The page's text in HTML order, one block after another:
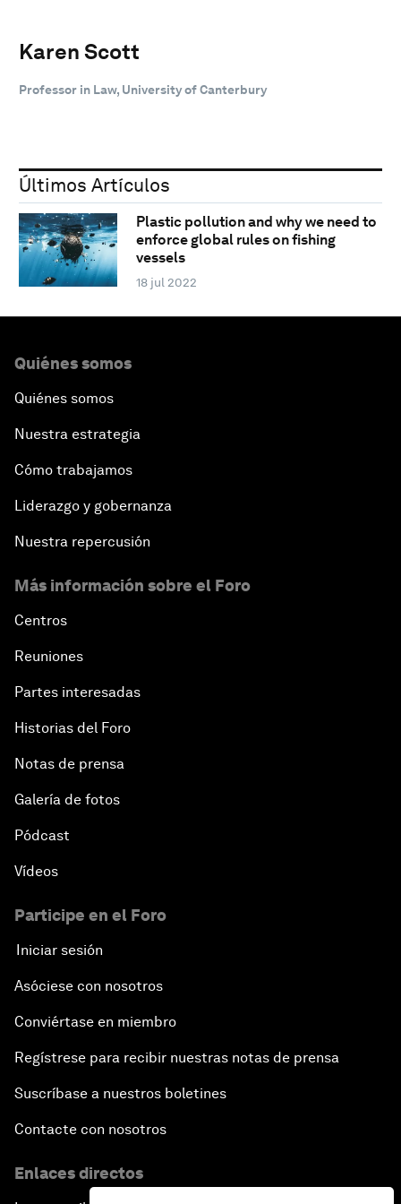
Karen Scott
Professor in Law, University of Canterbury
Últimos Artículos
Plastic pollution and why we need to
enforce global rules on fishing
vessels
18 jul 2022
Quiénes somos
Quiénes somos
Nuestra estrategia
Cómo trabajamos
Liderazgo y gobernanza
Nuestra repercusión
Más información sobre el Foro
Centros
Reuniones
Partes interesadas
Historias del Foro
Notas de prensa
Galería de fotos
Pódcast
Vídeos
Participe en el Foro
Iniciar sesión
Asóciese con nosotros
Conviértase en miembro
Regístrese para recibir nuestras notas de prensa
Suscríbase a nuestros boletines
Contacte con nosotros
Enlaces directos